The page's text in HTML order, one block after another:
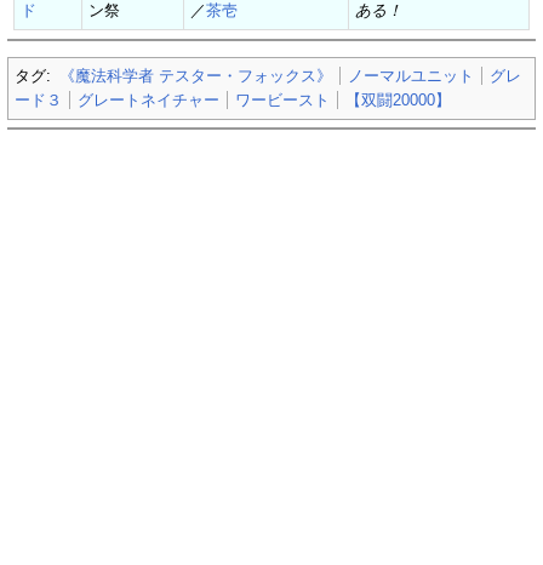
ド
ン祭
／茶壱
ある！
タグ: 《魔法科学者 テスター・フォックス》 ノーマルユニット
グレ
ード３
グレートネイチャー ワービースト 【双闘20000】